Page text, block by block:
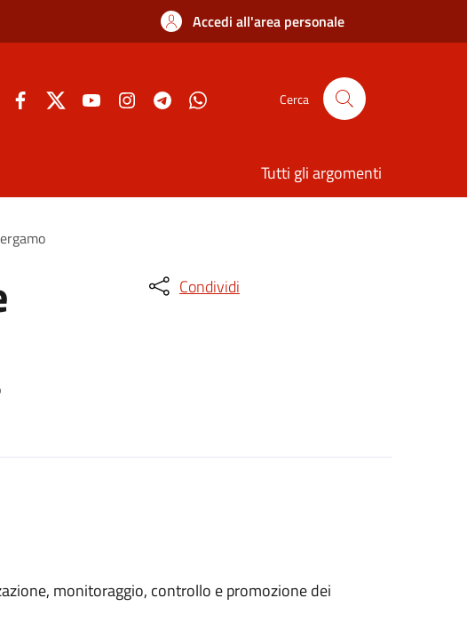
Accedi all'area personale
Cerca
Tutti gli argomenti
Condividi
monitoraggio, controllo e promozione dei